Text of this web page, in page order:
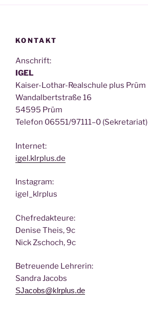
KONTAKT
Anschrift:
IGEL
Kai­ser-Lothar-Real­schu­le plus Prüm
Wan­dal­bert­stra­ße 16
54595 Prüm
Tele­fon 06551/97111–0 (Sekre­ta­ri­at)
Inter­net:
igel.klrplus.de
Insta­gram:
igel_klrplus
Chef­re­dak­teu­re:
Deni­se Theis, 9c
Nick Zscho­ch, 9c
Betreu­en­de Lehrerin:
San­dra Jacobs
SJacobs@klrplus.de